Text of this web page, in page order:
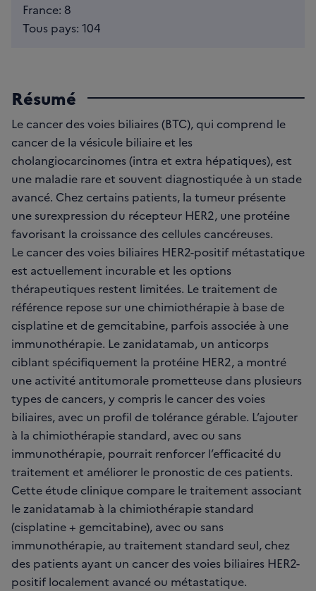
France: 8
Tous pays: 104
Résumé
Le cancer des voies biliaires (BTC), qui comprend le
cancer de la vésicule biliaire et les
cholangiocarcinomes (intra et extra hépatiques), est
une maladie rare et souvent diagnostiquée à un stade
avancé. Chez certains patients, la tumeur présente
une surexpression du récepteur HER2, une protéine
favorisant la croissance des cellules cancéreuses.
Le cancer des voies biliaires HER2-positif métastatique
est actuellement incurable et les options
thérapeutiques restent limitées. Le traitement de
référence repose sur une chimiothérapie à base de
cisplatine et de gemcitabine, parfois associée à une
immunothérapie. Le zanidatamab, un anticorps
ciblant spécifiquement la protéine HER2, a montré
une activité antitumorale prometteuse dans plusieurs
types de cancers, y compris le cancer des voies
biliaires, avec un profil de tolérance gérable. L’ajouter
à la chimiothérapie standard, avec ou sans
immunothérapie, pourrait renforcer l’efficacité du
traitement et améliorer le pronostic de ces patients.
Cette étude clinique compare le traitement associant
le zanidatamab à la chimiothérapie standard
(cisplatine + gemcitabine), avec ou sans
immunothérapie, au traitement standard seul, chez
des patients ayant un cancer des voies biliaires HER2-
positif localement avancé ou métastatique.